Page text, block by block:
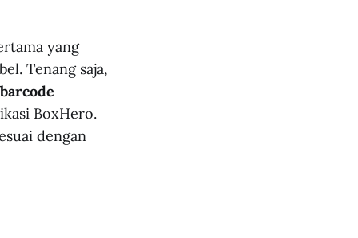
yang
Tenang saja,
BoxHero.
dengan